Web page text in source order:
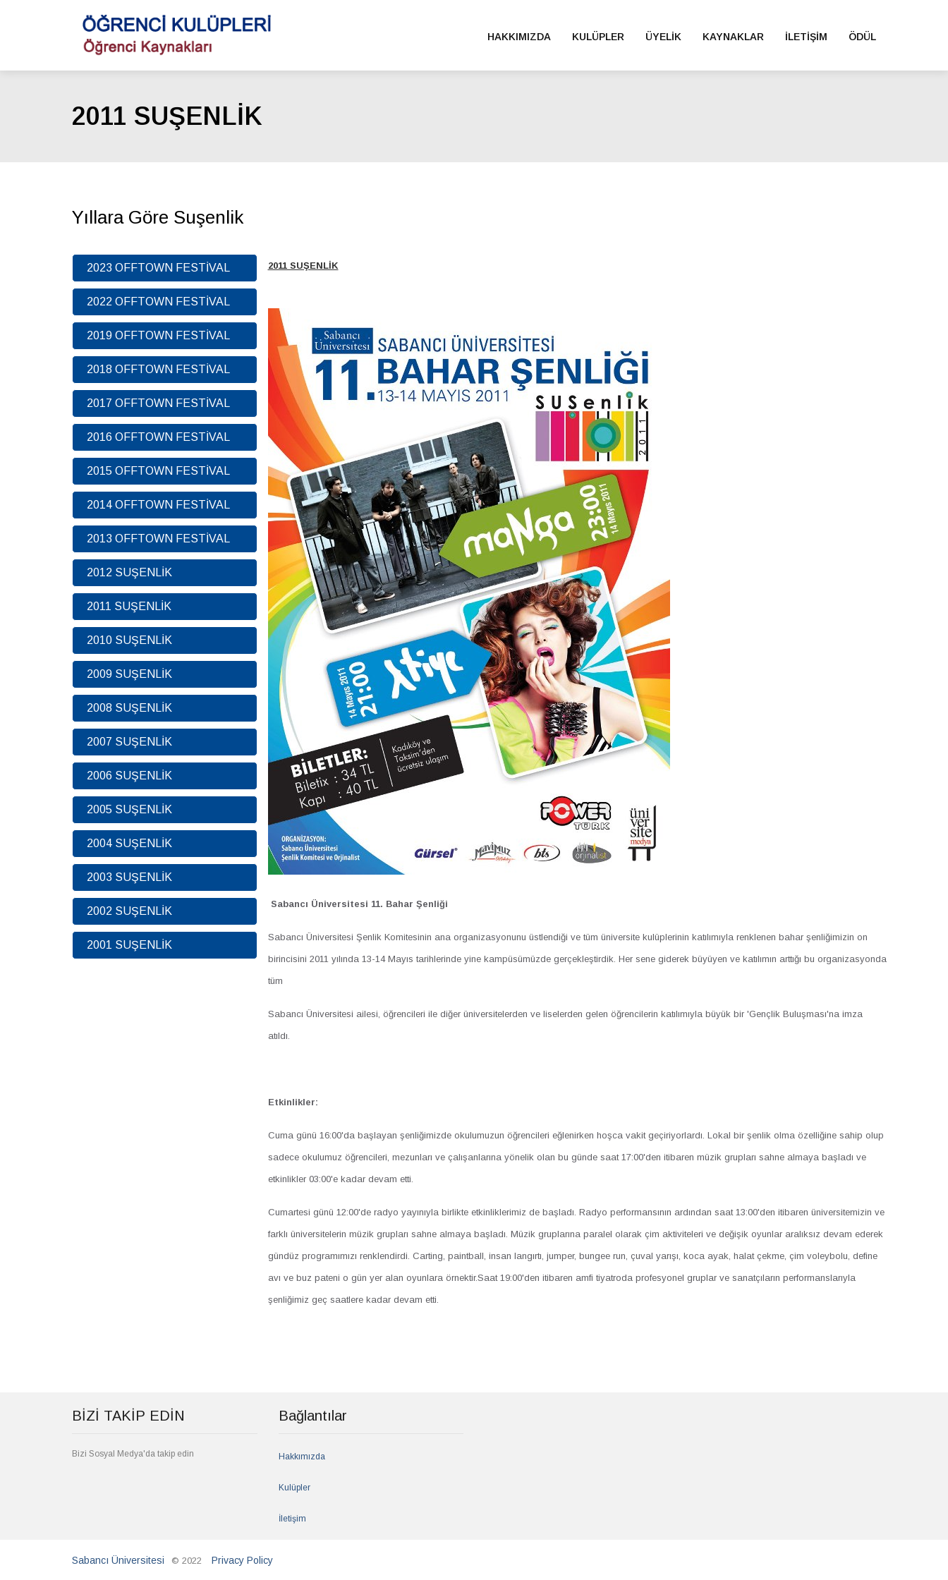
HAKKIMIZDA KULÜPLER ÜYELIK KAYNAKLAR İLETIŞIM ÖDÜL
2011 SUŞENLİK
Yıllara Göre Suşenlik
2023 OFFTOWN FESTİVAL
2022 OFFTOWN FESTİVAL
2019 OFFTOWN FESTİVAL
2018 OFFTOWN FESTİVAL
2017 OFFTOWN FESTİVAL
2016 OFFTOWN FESTİVAL
2015 OFFTOWN FESTİVAL
2014 OFFTOWN FESTİVAL
2013 OFFTOWN FESTİVAL
2012 SUŞENLİK
2011 SUŞENLİK
2010 SUŞENLİK
2009 SUŞENLİK
2008 SUŞENLİK
2007 SUŞENLİK
2006 SUŞENLİK
2005 SUŞENLİK
2004 SUŞENLİK
2003 SUŞENLİK
2002 SUŞENLİK
2001 SUŞENLİK
2011 SUŞENLİK
Sabancı Üniversitesi 11. Bahar Şenliği
Sabancı Üniversitesi Şenlik Komitesinin ana organizasyonunu üstlendiği ve tüm üniversite kulüplerinin katılımıyla renklenen bahar şenliğimizin on
birincisini 2011 yılında 13-14 Mayıs tarihlerinde yine kampüsümüzde gerçekleştirdik. Her sene giderek büyüyen ve katılımın arttığı bu organizasyonda
tüm
Sabancı Üniversitesi ailesi, öğrencileri ile diğer üniversitelerden ve liselerden gelen öğrencilerin katılımıyla büyük bir 'Gençlik Buluşması'na imza
atıldı.
Etkinlikler:
Cuma günü 16:00'da başlayan şenliğimizde okulumuzun öğrencileri eğlenirken hoşca vakit geçiriyorlardı. Lokal bir şenlik olma özelliğine sahip olup
sadece okulumuz öğrencileri, mezunları ve çalışanlarına yönelik olan bu günde saat 17:00'den itibaren müzik grupları sahne almaya başladı ve
etkinlikler 03:00'e kadar devam etti.
Cumartesi günü 12:00'de radyo yayınıyla birlikte etkinliklerimiz de başladı. Radyo performansının ardından saat 13:00'den itibaren üniversitemizin ve
farklı üniversitelerin müzik grupları sahne almaya başladı. Müzik gruplarına paralel olarak çim aktiviteleri ve değişik oyunlar aralıksız devam ederek
gündüz programımızı renklendirdi. Carting, paintball, insan langırtı, jumper, bungee run, çuval yarışı, koca ayak, halat çekme, çim voleybolu, define
avı ve buz pateni o gün yer alan oyunlara örnektir.Saat 19:00'den itibaren amfi tiyatroda profesyonel gruplar ve sanatçıların performanslarıyla
şenliğimiz geç saatlere kadar devam etti.
BİZİ TAKİP EDİN
Bizi Sosyal Medya'da takip edin
Bağlantılar
Hakkımızda
Kulüpler
İletişim
Sabancı Üniversitesi © 2022 Privacy Policy